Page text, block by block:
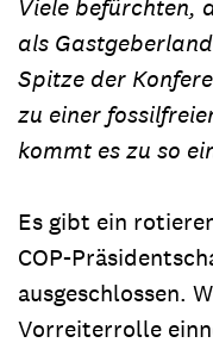
Viele befürchten,
als
Spitze der
zu einer
kommt es zu so
Es gibt ein
COP-
ausgeschlossen.
Vorreiterrolle